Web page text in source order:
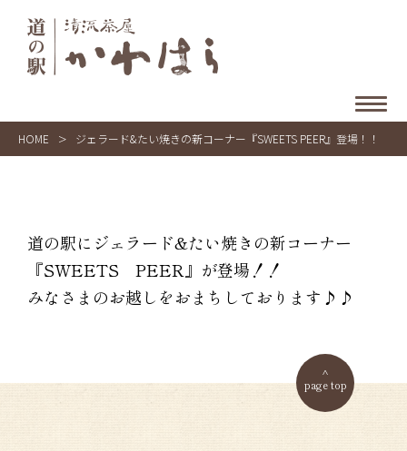
HOME > ジェラード&たい焼きの新コーナー『SWEETS PEER』登場！！
道の駅にジェラード&たい焼きの新コーナー
『SWEETS PEER』が登場！！
みなさまのお越しをおまちしております♪♪
page top